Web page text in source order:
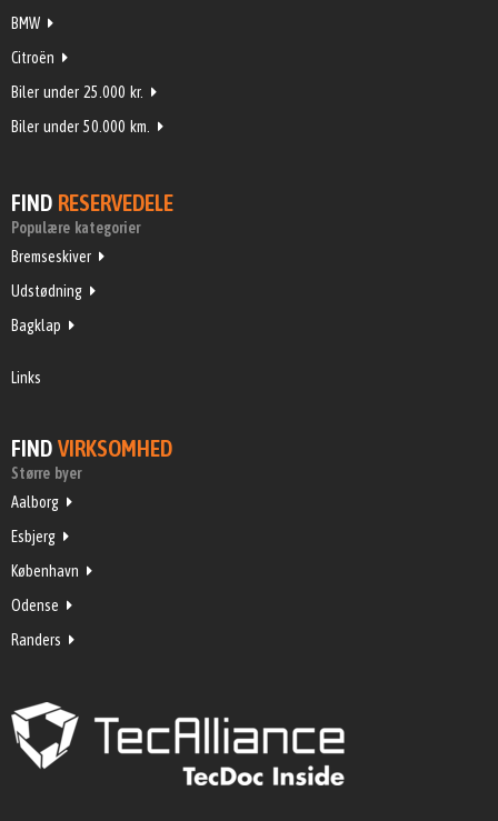
BMW
Citroën
Biler under 25.000 kr.
Biler under 50.000 km.
FIND RESERVEDELE
Populære kategorier
Bremseskiver
Udstødning
Bagklap
Links
FIND VIRKSOMHED
Større byer
Aalborg
Esbjerg
København
Odense
Randers